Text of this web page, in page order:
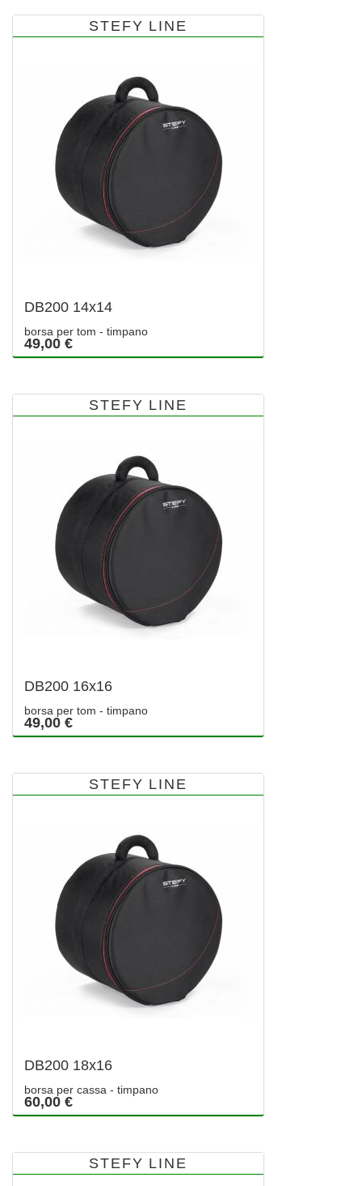
STEFY LINE
DB200 14x14
borsa per tom - timpano
49,00 €
STEFY LINE
DB200 16x16
borsa per tom - timpano
49,00 €
STEFY LINE
DB200 18x16
borsa per cassa - timpano
60,00 €
STEFY LINE